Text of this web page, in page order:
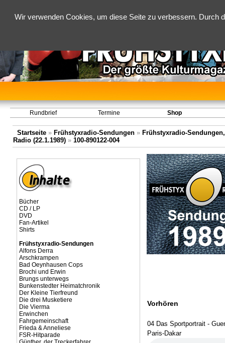
Wir verwenden Cookies, um diese Seite zu verbessern.
Rundbrief Termine Shop
Startseite» Frühstyxradio-Sendungen» Frühstyxradio-
Radio (22.1.1989)» 100-890122-004
Bücher
CD / LP
DVD
Fan-Artikel
Shirts
Frühstyxradio-Sendungen
Alfons Derra
Arschkrampen
Bad Oeynhausen Cops
Brochi und Erwin
Brungs unterwegs
Bunkenstedter Heimatchronik
Der Kleine Tierfreund
Die drei Musketiere
Die Vierma
Erwinchen
Fahrgemeinschaft
Frieda & Anneliese
FSR-Hitparade
Vorhören
04 Das Sportportrait -
Paris-Dakar